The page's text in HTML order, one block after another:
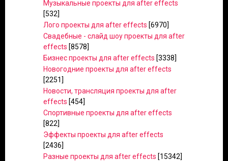
Музыкальные проекты для after effects
[532]
Лого проекты для after effects [6970]
Свадебные - слайд шоу проекты для after
effects [8578]
Бизнес проекты для after effects [3338]
Новогодние проекты для after effects
[2251]
Новости, трансляция проекты для after
effects [454]
Спортивные проекты для after effects
[822]
Эффекты проекты для after effects
[2436]
Разные проекты для after effects [15342]